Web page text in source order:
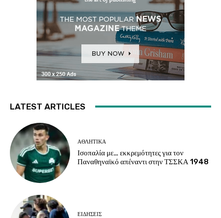
LATEST ARTICLES
ΑΘΛΗΤΙΚΑ
Ισοπαλία με… εκκρεμότητες για τον
Παναθηναϊκό απέναντι στην ΤΣΣΚΑ 1948
ΕΙΔΗΣΕΙΣ